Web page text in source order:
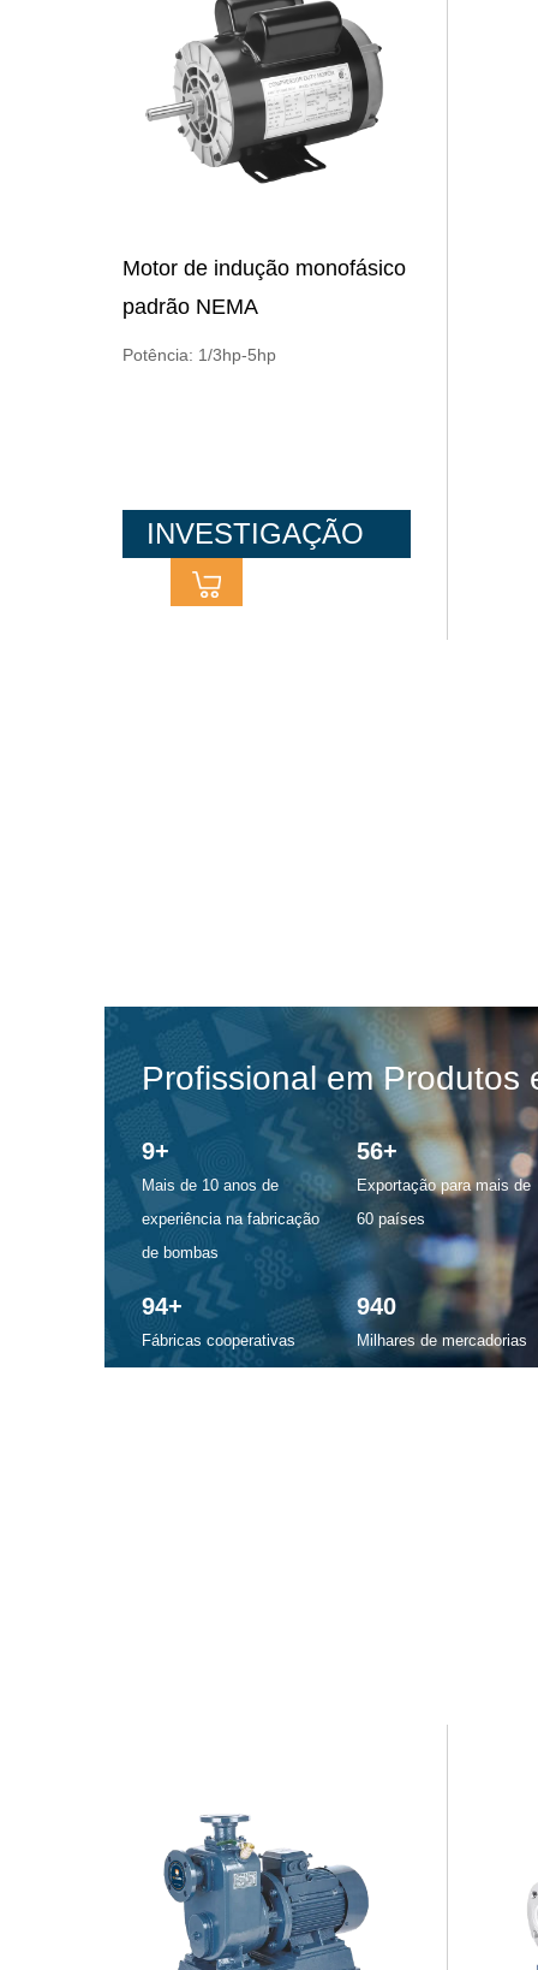
Motor de indução monofásico
padrão NEMA
Potência: 1/3hp-5hp
INVESTIGAÇÃO
Profissional em Produtos
10
Mais de 10 anos de
experiência na fabricação
de bombas
60+
Exportação para mais de
60 países
100
Fábricas cooperativas
1000
Milhares de mercadorias